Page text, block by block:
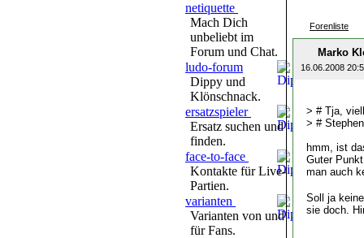
netiquette
Mach Dich
unbeliebt im
Forum und Chat.
ludo-forum
Dippy und
Klönschnack.
ersatzspieler
Ersatz suchen und
finden.
face-to-face
Kontakte für Live-
Partien.
varianten
Varianten von und
für Fans.
Forenliste
Marko
16.06.2008
> # Tja,
> #
hmm, ist
Guter
man auch
Soll ja
sie doch.